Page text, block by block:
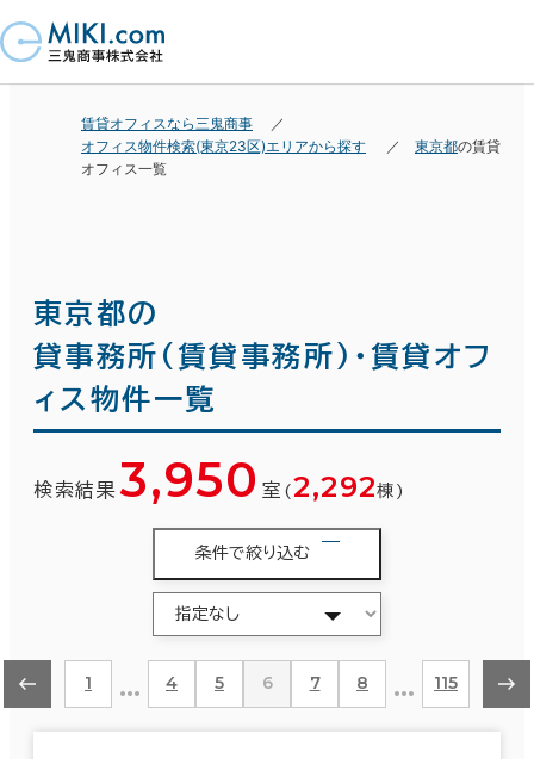
賃貸オフィスなら三鬼商事
オフィス物件検索(東京23区)エリアから探す
東京都の賃貸
オフィス一覧
東京都の
貸事務所(賃貸事務所)・賃貸オフ
ィス物件一覧
検索結果 3,950 室 ( 2,292棟)
条件で絞り込む
1 … 4 5 6 7 8 … 115